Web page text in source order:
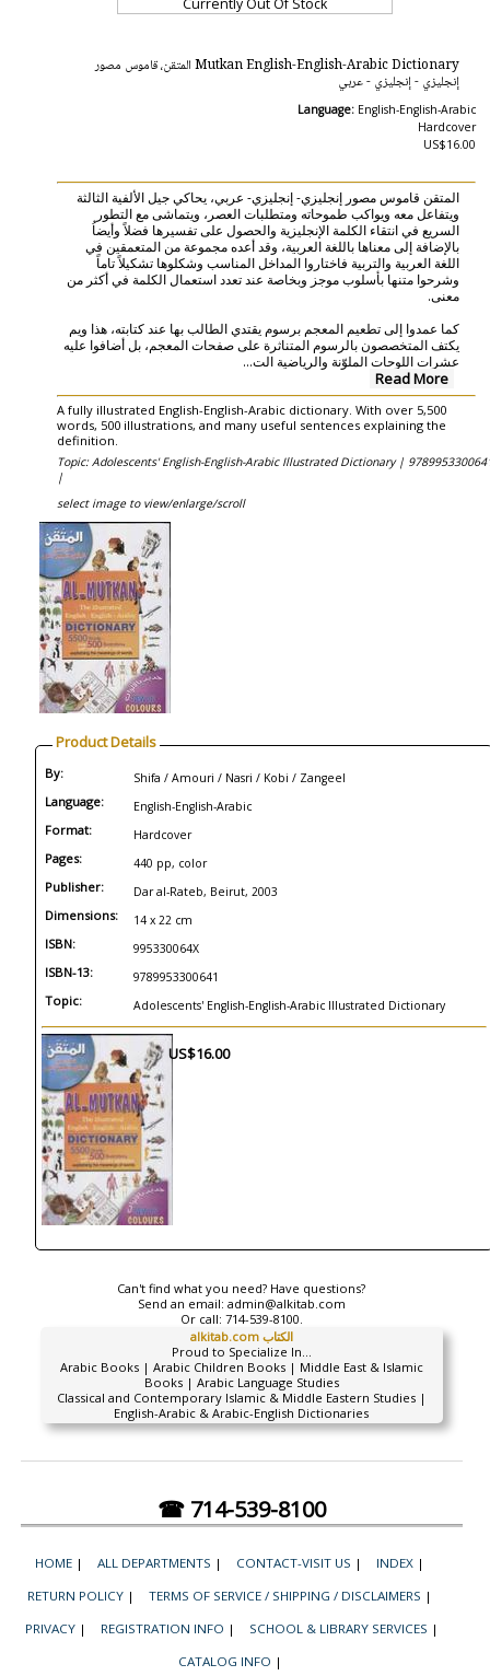
Currently Out Of Stock
Mutkan English-English-Arabic Dictionary المتقن، قاموس مصور
إنجليزي - إنجليزي - عربي
Language: English-English-Arabic
Hardcover
US$16.00
المتقن قاموس مصور إنجليزي- إنجليزي- عربي، يحاكي جيل الألفية الثالثة
ويتفاعل معه ويواكب طموحاته ومتطلبات العصر، ويتماشى مع التطور
السريع في انتقاء الكلمة الإنجليزية والحصول على تفسيرها فضلاً وأيضاُ
بالإضافة إلى معناها باللغة العربية، وقد أعده مجموعة من المتعمقين في
اللغة العربية والتربية فاختاروا المداخل المناسب وشكلوها تشكيلاً تاماً
وشرحوا متنها بأسلوب موجز وبخاصة عند تعدد استعمال الكلمة في أكثر من
معنى.
كما عمدوا إلى تطعيم المعجم برسوم يقتدي الطالب بها عند كتابته، هذا ويم
يكتف المتخصصون بالرسوم المتناثرة على صفحات المعجم، بل أضافوا عليه
عشرات اللوحات الملوّنة والرياضية الت...
Read More
A fully illustrated English-English-Arabic dictionary. With over 5,500
words, 500 illustrations, and many useful sentences explaining the
definition.
Topic: Adolescents' English-English-Arabic Illustrated Dictionary |
|
select image to view/enlarge/scroll
Product Details
By: Shifa / Amouri / Nasri / Kobi / Zangeel
Language: English-English-Arabic
Format: Hardcover
Pages: 440 pp, color
Publisher: Dar al-Rateb, Beirut, 2003
Dimensions: 14 x 22 cm
ISBN: 995330064X
ISBN-13: 9789953300641
Topic: Adolescents' English-English-Arabic Illustrated Dictionary
US$16.00
Can't find what you need? Have questions?
Send an email: admin@alkitab.com
Or call: 714-539-8100.
alkitab.com الكتاب
Proud to Specialize In...
Arabic Books | Arabic Children Books | Middle East & Islamic
Books | Arabic Language Studies
Classical and Contemporary Islamic & Middle Eastern Studies |
English-Arabic & Arabic-English Dictionaries
☎ 714-539-8100
HOME | ALL DEPARTMENTS | CONTACT-VISIT US | INDEX |
RETURN POLICY | TERMS OF SERVICE / SHIPPING / DISCLAIMERS |
PRIVACY | REGISTRATION INFO | SCHOOL & LIBRARY SERVICES |
CATALOG INFO |